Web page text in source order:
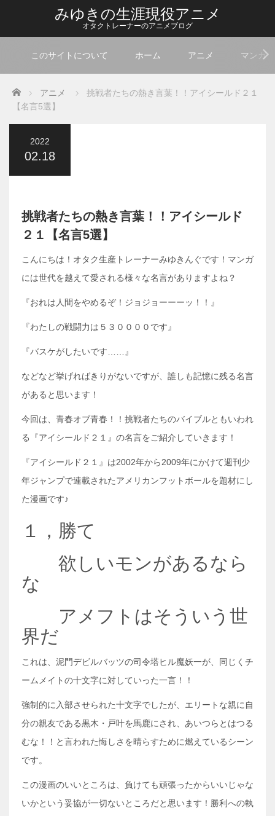
みゆきの生涯現役アニメ
オタクトレーナーのアニメブログ
このサイトについて ホーム アニメ マンガ
Home アニメ
挑戦者たちの熱き言葉！！アイシールド２１
【名言5選】
2022
02.18
挑戦者たちの熱き言葉！！アイシールド
２１【名言5選】
こんにちは！オタク生産トレーナーみゆきんぐです！マンガ
には世代を越えて愛される様々な名言がありますよね？
『おれは人間をやめるぞ！ジョジョーーーッ！！』
『わたしの戦闘力は５３００００です』
『バスケがしたいです……』
などなど挙げればきりがないですが、誰しも記憶に残る名言
があると思います！
今回は、青春オブ青春！！挑戦者たちのバイブルともいわれ
る『アイシールド２１』の名言をご紹介していきます！
『アイシールド２１』は2002年から2009年にかけて週刊少
年ジャンプで連載されたアメリカンフットボールを題材にし
た漫画です♪
１，勝て
欲しいモンがあるなら
な
アメフトはそういう世
界だ
これは、泥門デビルバッツの司令塔ヒル魔妖一が、同じくチ
ームメイトの十文字に対していった一言！！
強制的に入部させられた十文字でしたが、エリートな親に自
分の親友である黒木・戸叶を馬鹿にされ、あいつらとはつる
むな！！と言われた悔しさを晴らすために燃えているシーン
です。
この漫画のいいところは、負けても頑張ったからいいじゃな
いかという妥協が一切ないところだと思います！勝利への執